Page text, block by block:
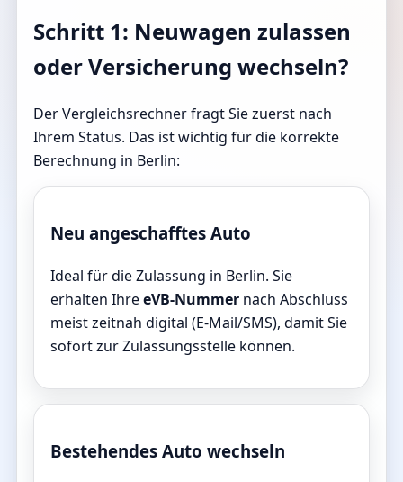
Schritt 1: Neuwagen zulassen
oder Versicherung wechseln?
Der Vergleichsrechner fragt Sie zuerst nach
Ihrem Status. Das ist wichtig für die korrekte
Berechnung in Berlin:
Neu angeschafftes Auto
Ideal für die Zulassung in Berlin. Sie
erhalten IhreeVB-Nummer nach Abschluss
meist zeitnah digital (E-Mail/SMS), damit Sie
sofort zur Zulassungsstelle können.
Bestehendes Auto wechseln